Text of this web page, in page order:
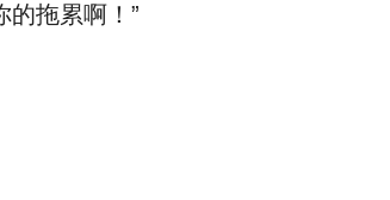
拖累啊！”